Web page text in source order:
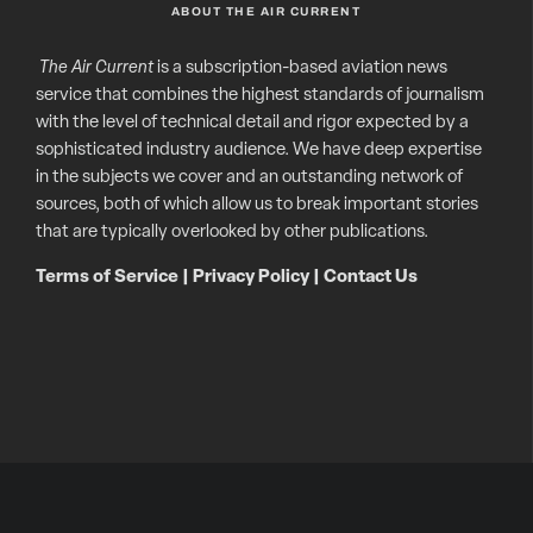
ABOUT THE AIR CURRENT
The Air Currentis a subscription-based aviation news
service that combines the highest standards of journalism
with the level of technical detail and rigor expected by a
sophisticated industry audience. We have deep expertise
in the subjects we cover and an outstanding network of
sources, both of which allow us to break important stories
that are typically overlooked by other publications.
Terms of Service Privacy Policy| Contact Us